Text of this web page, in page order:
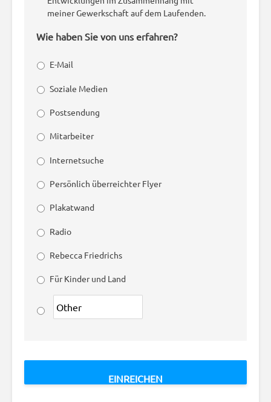
meiner Gewerkschaft auf dem Laufenden.
Wie haben Sie von uns erfahren?
E-Mail
Soziale Medien
Postsendung
Mitarbeiter
Internetsuche
Persönlich überreichter Flyer
Plakatwand
Radio
Rebecca Friedrichs
Für Kinder und Land